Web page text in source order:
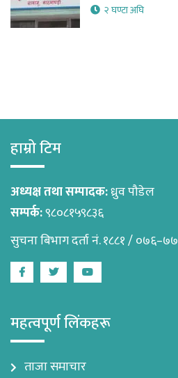
२ घण्टा अघि
हाम्रो टिम
अध्यक्ष तथा सम्पादक:ध्रुव पौडेल
सम्पर्क:९८०८१५९८३६
सुचना बिभाग दर्ता नं. १८८१ / ०७६–७७
FacebookTwitterYoutube
महत्वपूर्ण लिंकहरू
ताजा समाचार